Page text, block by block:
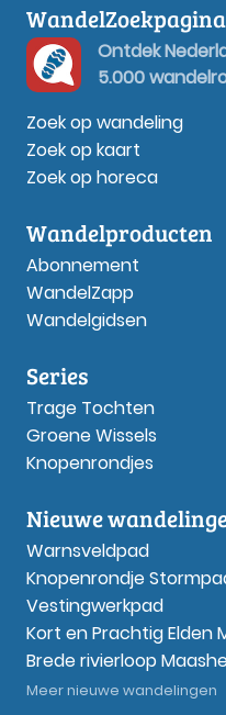
WandelZoekpagina
Ontdek
5.000
Zoek op wandeling
Zoek op kaart
Zoek op horeca
Wandelproducten
Abonnement
WandelZapp
Wandelgidsen
Series
Trage Tochten
Groene Wissels
Knopenrondjes
Nieuwe
Warnsveldpad
Knopenrondje
Vestingwerkpad
Kort en Prachtig Elden
Brede rivierloop
Meer nieuwe wandelingen